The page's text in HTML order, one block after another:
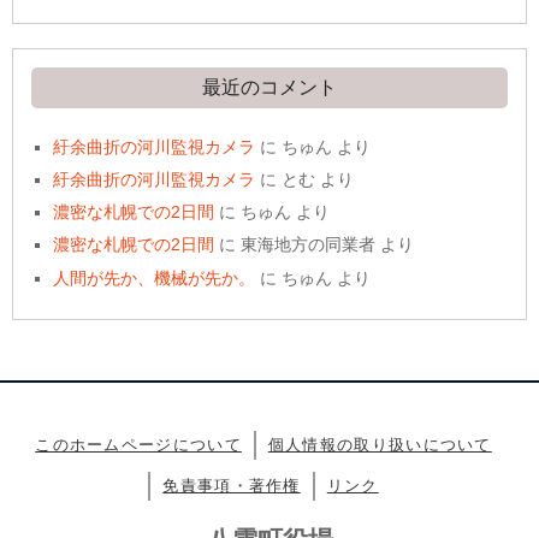
最近のコメント
紆余曲折の河川監視カメラ に ちゅん より
紆余曲折の河川監視カメラ に とむ より
濃密な札幌での2日間 に ちゅん より
濃密な札幌での2日間 に東海地方の同業者 より
人間が先か、機械が先か。
に ちゅん より
このホームページについて 個人情報の取り扱いについて
免責事項・著作権 リンク